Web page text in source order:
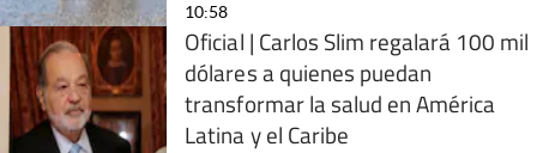
10:58
Oficial | Carlos Slim regalará 100 mil
dólares a quienes puedan
transformar la salud en América
Latina y el Caribe